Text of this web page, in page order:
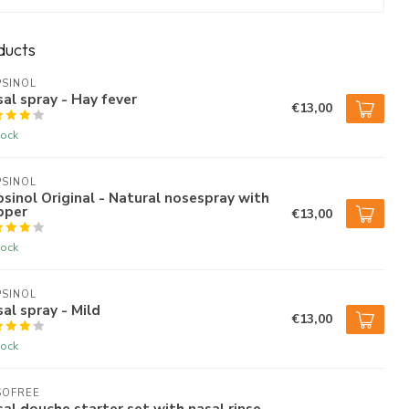
spray - Hay fever €13,00
Original - Natural nosespray with
€13,00
spray - Mild €13,00